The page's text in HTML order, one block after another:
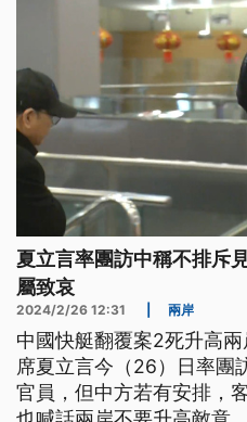
夏立言率團訪中稱不排斥
屬致哀
2024/2/26 12:31 兩岸
中國快艇翻覆案2死升高
席夏立言今（26）日率團
官員，但中方若有安排，